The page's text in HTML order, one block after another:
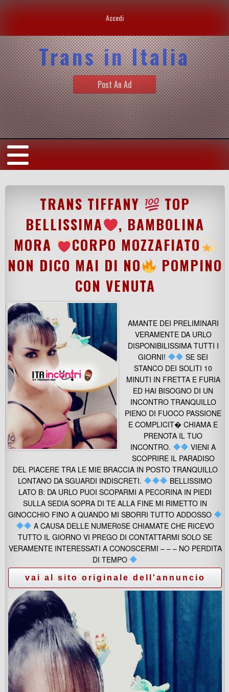
Accedi
Trans in Italia
Post An Ad
TRANS TIFFANY
TOP
BELLISSIMA
, BAMBOLINA
MORA
CORPO MOZZAFIATO
NON DICO MAI DI NO
POMPINO
CON VENUTA
AMANTE DEI PRELIMINARI
VERAMENTE DA URLO
DISPONIBILISSIMA TUTTI I
GIORNI!
SE SEI
STANCO DEI SOLITI 10
MINUTI IN FRETTA E FURIA
ED HAI BISOGNO DI UN
INCONTRO TRANQUILLO
PIENO DI FUOCO PASSIONE
E COMPLICIT� CHIAMA E
PRENOTA IL TUO
INCONTRO.
VIENI A
SCOPRIRE IL PARADISO
DEL PIACERE TRA LE MIE BRACCIA IN POSTO TRANQUILLO
LONTANO DA SGUARDI INDISCRETI.
BELLISSIMO
LATO B: DA URLO PUOI SCOPARMI A PECORINA IN PIEDI
SULLA SEDIA SOPRA DI TE ALLA FINE MI RIMETTO IN
GINOCCHIO FINO A QUANDO MI SBORRI TUTTO ADDOSSO
A CAUSA DELLE NUMER0SE CHIAMATE CHE RICEVO
TUTTO IL GIORNO VI PREGO DI CONTATTARMI SOLO SE
VERAMENTE INTERESSATI A CONOSCERMI – – – NO PERDITA
DI TEMPO